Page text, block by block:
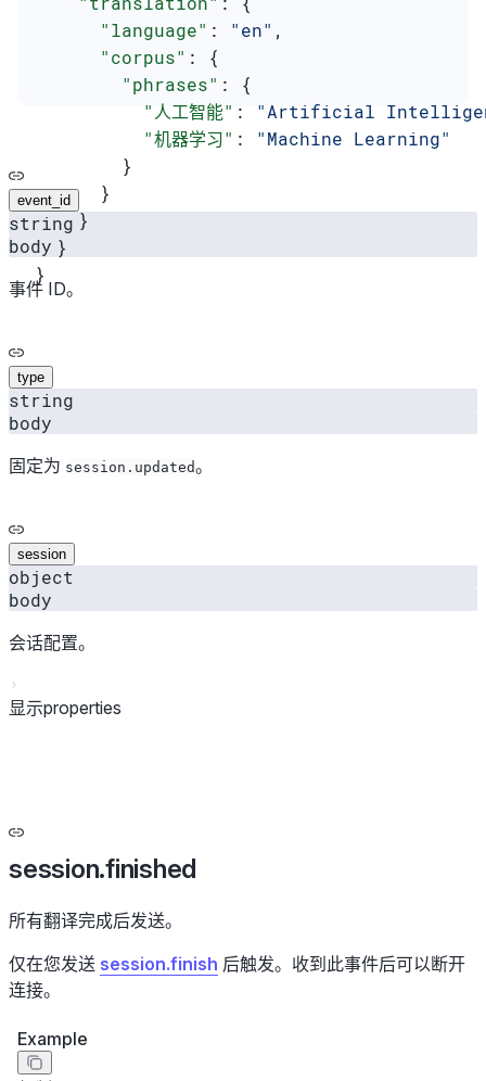
      "language"
: "en" ,
      "corpus"
: {
        "phrases"
: {
          "人工智能"
: "Artificial
          "机器学习"
: "Machine Learning"
        }
      }
    }
  }
}
event_id
string
body
事件 ID。
type
string
body
固定为 session.updated。
session
object
body
会话配置。
显示properties
session.finished
所有翻译完成后发送。
仅在您发送 session.finish 后触发。收到此事件后可以断开
连接。
Example